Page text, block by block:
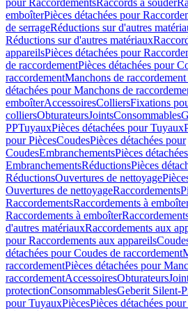
pour RaccordementsRaccords à souder
emboîterPièces détachées pour
de serrageRéductions sur d'autres
Réductions sur d'autres matériaux
appareilsPièces détachées pour
de raccordementPièces détachées pour
raccordementManchons de
détachées pour Manchons de
emboîterAccessoiresColliersFixations
colliersObturateursJointsConsommables
PPTuyauxPièces détachées pour Tuyaux
pour PiècesCoudesPièces détachées pour
CoudesEmbranchementsPièces
EmbranchementsRéductionsPièces
RéductionsOuvertures de nettoyage
Ouvertures de nettoyageRaccordements
RaccordementsRaccordements à
Raccordements à emboîter
d'autres matériauxRaccordements aux
pour Raccordements aux appareils
détachées pour Coudes de raccordement
raccordementPièces détachées pour
raccordementAccessoiresObturateurs
protectionConsommablesGeberit Silent-
pour TuyauxPiècesPièces détachées